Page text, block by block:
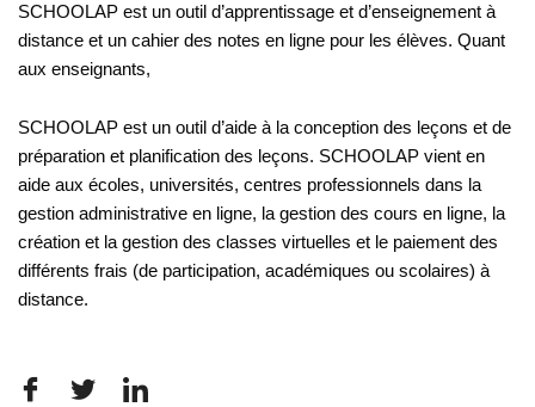
SCHOOLAP est un outil d’apprentissage et d’enseignement à
distance et un cahier des notes en ligne pour les élèves. Quant
aux enseignants,
SCHOOLAP est un outil d’aide à la conception des leçons et de
préparation et planification des leçons. SCHOOLAP vient en
aide aux écoles, universités, centres professionnels dans la
gestion administrative en ligne, la gestion des cours en ligne, la
création et la gestion des classes virtuelles et le paiement des
différents frais (de participation, académiques ou scolaires) à
distance.